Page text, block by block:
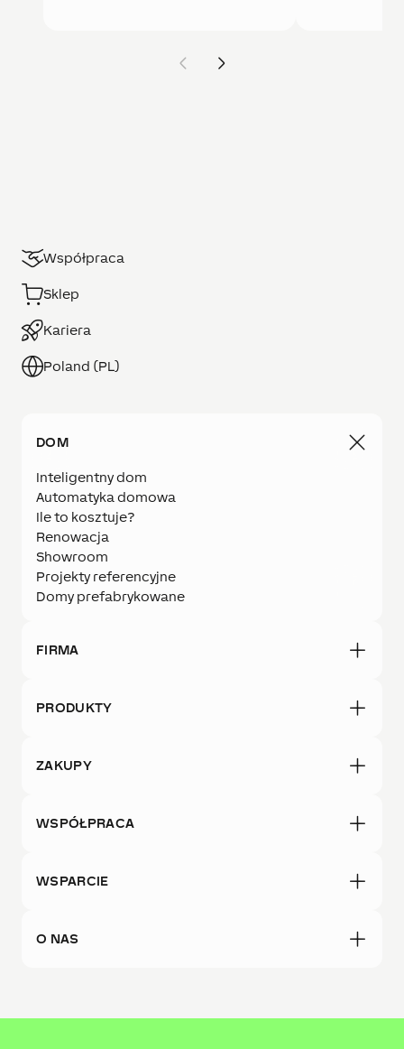
Współpraca
Sklep
Kariera
Poland (PL)
DOM
Inteligentny dom
Automatyka domowa
Ile to kosztuje?
Renowacja
Showroom
Projekty referencyjne
Domy prefabrykowane
FIRMA
PRODUKTY
ZAKUPY
WSPÓŁPRACA
WSPARCIE
O NAS